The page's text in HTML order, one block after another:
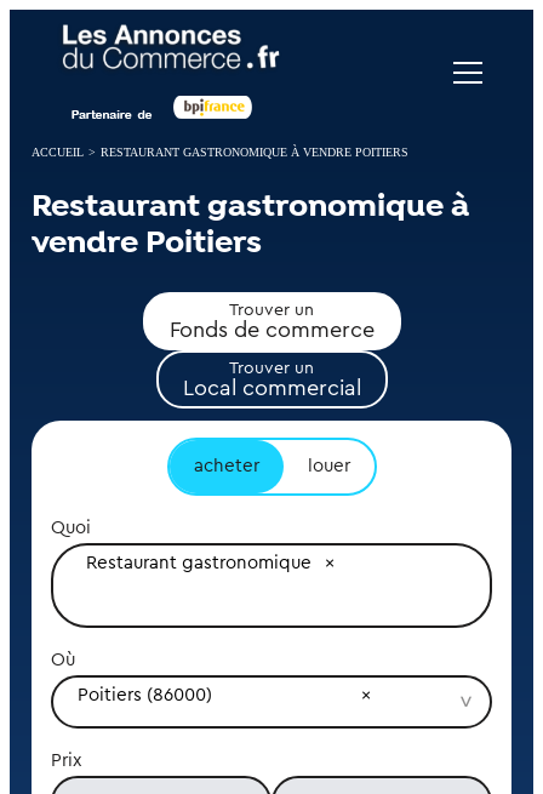
ACCUEIL > RESTAURANT GASTRONOMIQUE À VENDRE POITIERS
Restaurant gastronomique à
vendre Poitiers
Trouver un
Fonds de commerce
Trouver un
Local commercial
acheter louer
Quoi
Restaurant gastronomique
Où
Poitiers (86000)
Prix
Panneau de gestion des cookies